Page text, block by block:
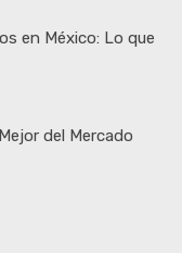
en México: Lo que
del Mercado